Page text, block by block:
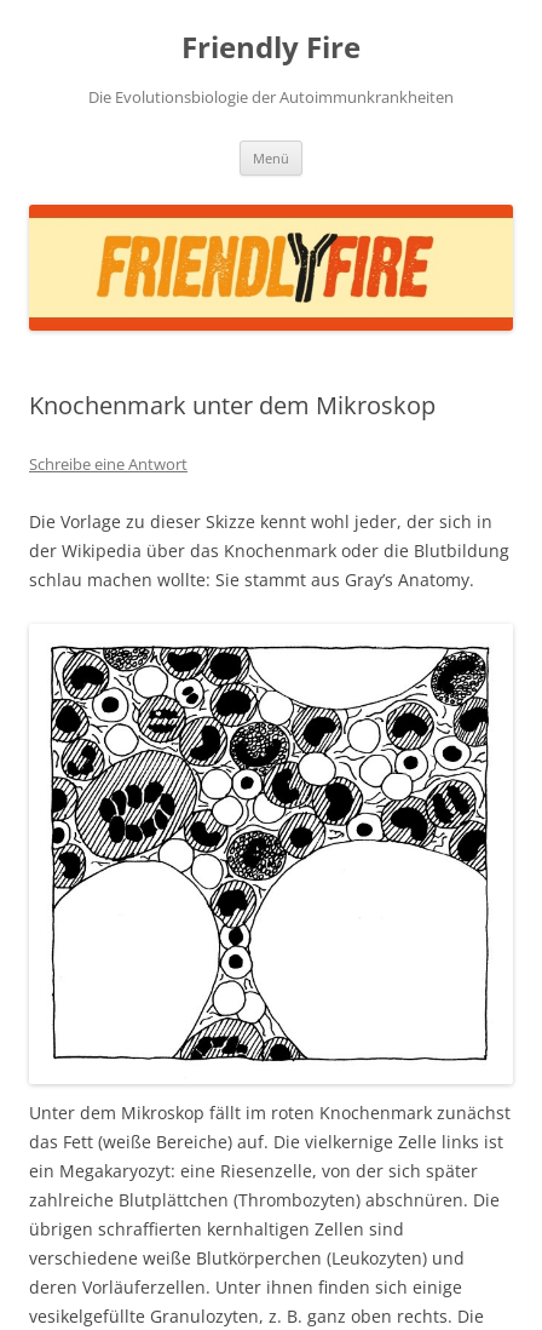
Friendly Fire
Die Evolutionsbiologie der Autoimmunkrankheiten
Menü
Knochenmark unter dem Mikroskop
Schreibe eine Antwort
Die Vorlage zu dieser Skizze kennt wohl jeder, der sich in
der Wikipedia über das Knochenmark oder die Blutbildung
schlau machen wollte: Sie stammt aus Gray’s Anatomy.
Unter dem Mikroskop fällt im roten Knochenmark zunächst
das Fett (weiße Bereiche) auf. Die vielkernige Zelle links ist
ein Megakaryozyt: eine Riesenzelle, von der sich später
zahlreiche Blutplättchen (Thrombozyten) abschnüren. Die
übrigen schraffierten kernhaltigen Zellen sind
verschiedene weiße Blutkörperchen (Leukozyten) und
deren Vorläuferzellen. Unter ihnen finden sich einige
vesikelgefüllte Granulozyten, z. B. ganz oben rechts. Die